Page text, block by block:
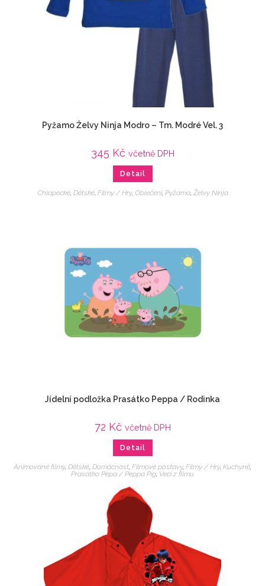
Pyžamo Želvy Ninja Modro – Tm. Modré Vel. 3
345 Kč včetně DPH
Detail
Chlapecké, Dětské, Filmy / Hry, Oblečení, Pyžama, Želvy Ninja
Jídelní podložka Prasátko Peppa / Rodinka
72 Kč včetně DPH
Detail
Animované filmy, Dětské, Domácnost, Filmové postavy, Filmy / Hry, Kuchyně,
Prasátko Pepa / Peppa Pig, Veci z filmu